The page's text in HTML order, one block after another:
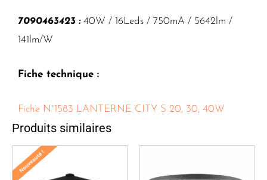
7090463423 : 40W / 16Leds / 750mA / 5642lm /
141lm/W
Fiche technique :
Fiche N°1583 LANTERNE CITY S 20, 30, 40W
Produits similaires